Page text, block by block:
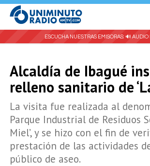
ESCUCHA NUESTRAS EMISORAS: 🔊 AUDIO
Alcaldía de Ibagué
relleno sanitario de
La visita fue realizada al
Parque Industrial de Residuos
Miel’, y se hizo con el fin de
prestación de las actividades
público de aseo.